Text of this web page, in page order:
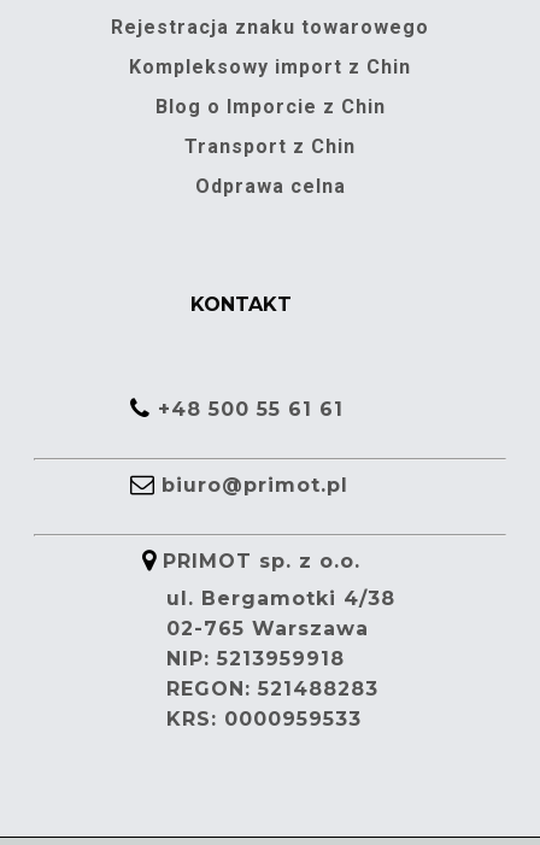
Rejestracja znaku towarowego
Kompleksowy import z Chin
Blog o Imporcie z Chin
Transport z Chin
Odprawa celna
KONTAKT
+48 500 55 61 61
biuro@primot.pl
PRIMOT sp. z o.o.
ul. Bergamotki 4/38
02-765 Warszawa
NIP: 5213959918
REGON: 521488283
KRS: 0000959533